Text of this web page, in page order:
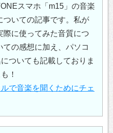
スマホ「m15」の音楽
ついての記事です。私が
際に使ってみた音質につ
ての感想に加え、パソコ
ついても記載しておりま
！
ルで音楽を聞くためにチェ